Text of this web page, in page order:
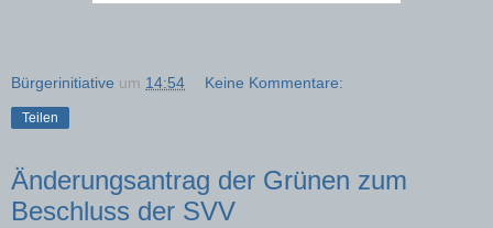
Bürgerinitiative um 14:54 Keine Kommentare:
Teilen
Änderungsantrag der Grünen zum
Beschluss der SVV